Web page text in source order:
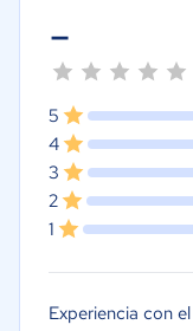
-
5
4
3
2
1
Experiencia con